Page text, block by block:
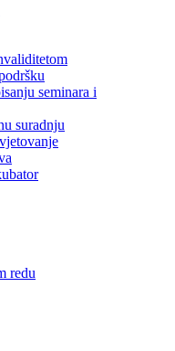
seminara i
suradnju
redu